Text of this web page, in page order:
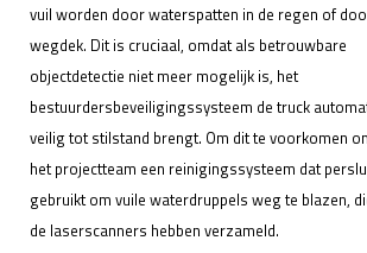
vuil worden door waterspatten in de regen of
wegdek. Dit is cruciaal, omdat als betrouwbare
objectdetectie niet meer mogelijk is, het
bestuurdersbeveiligingssysteem de truck
veilig tot stilstand brengt. Om dit te voorkomen
het projectteam een reinigingssysteem dat
gebruikt om vuile waterdruppels weg te blazen,
de laserscanners hebben verzameld.